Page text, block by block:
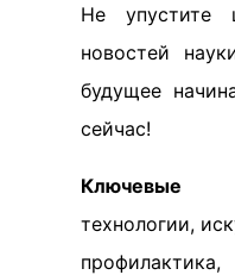
Не
новостей
будущее
сейчас!
Ключевые
технологии,